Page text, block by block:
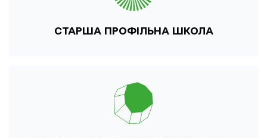
СТАРША ПРОФІЛЬНА ШКОЛА